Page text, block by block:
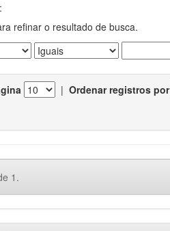
refinar o resultado de busca.
| Ordenar registros por
1.